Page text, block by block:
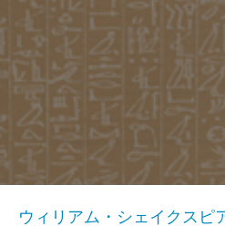
ウィリアム・シェイクスピ